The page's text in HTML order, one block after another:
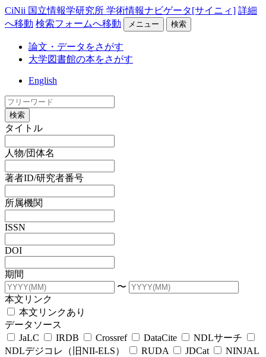
CiNii 国立情報学研究所 学術情報ナビゲータ[サイニィ] 詳細
へ移動 検索フォームへ移動 メニュー 検索
論文・データをさがす
大学図書館の本をさがす
English
検索
タイトル
人物/団体名
著者ID/研究者番号
所属機関
ISSN
DOI
期間
〜
本文リンク
本文リンクあり
データソース
JaLC
IRDB Crossref DataCite
NDLサーチ
NDLデジコレ（旧NII-ELS）
RUDA JDCat
NINJAL